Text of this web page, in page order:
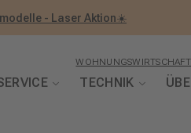
- Laser Aktion☀️
WOHNUNGSWIRTSCHAFT
TECHNIK